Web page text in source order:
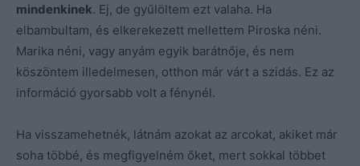
mindenkinek. Ej, de gyűlöltem ezt valaha. Ha
elbambultam, és elkerekezett mellettem Piroska néni.
Marika néni, vagy anyám egyik barátnője, és nem
köszöntem illedelmesen, otthon már várt a szidás. Ez az
információ gyorsabb volt a fénynél.
Ha visszamehetnék, látnám azokat az arcokat, akiket már
soha többé, és megfigyelném őket, mert sokkal többet